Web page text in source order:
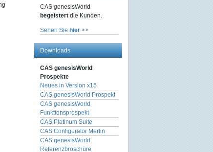
CAS genesisWorld
begeistert die Kunden.
Sehen Sie hier >>
Downloads
CAS genesisWorld
Prospekte
Neues in Version x15
CAS genesisWorld Prospekt
CAS genesisWorld
Funktionsprospekt
CAS Platinum Suite
CAS Configurator Merlin
CAS genesisWorld
Referenzbroschüre